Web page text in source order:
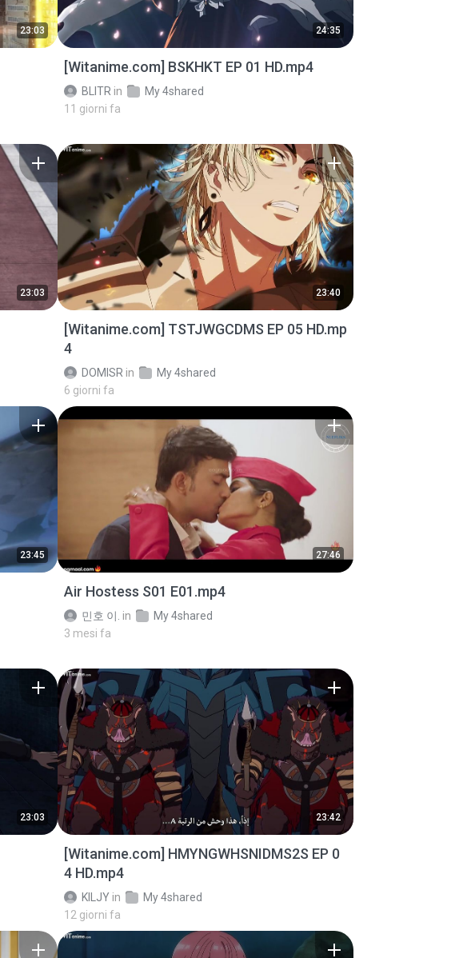
23:03 24:35
[Witanime.com] BSKHKT EP 01 HD.mp4
BLITR in
My 4shared
11 giorni fa
23:03 23:40
[Witanime.com] TSTJWGCDMS EP 05 HD.mp
4
DOMISR in
My 4shared
6 giorni fa
23:45 27:46
Air Hostess S01 E01.mp4
민호 이. in
My 4shared
3 mesi fa
23:03 23:42
[Witanime.com] HMYNGWHSNIDMS2S EP 0
4 HD.mp4
KILJY in
My 4shared
12 giorni fa